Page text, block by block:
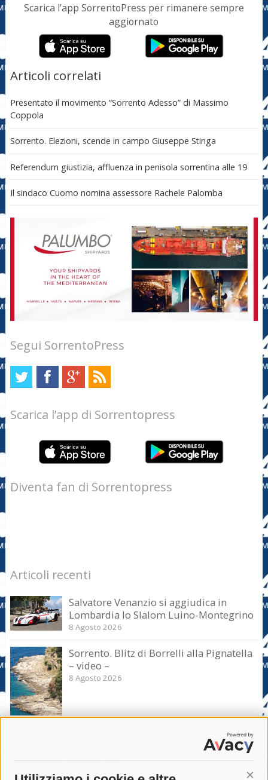
Scarica l’app SorrentoPress per rimanere sempre
aggiornato
Articoli correlati
Presentato il movimento “Sorrento Adesso” di Massimo
Coppola
Sorrento. Elezioni, scende in campo Giuseppe Stinga
Referendum giustizia, affluenza in penisola sorrentina alle 19
Il sindaco Cuomo nomina assessore Rachele Palomba
Segui SorrentoPress
Scarica l’app di Sorrentopress
Diventa fan di Sorrentopress
Articoli recenti
Salvatore Venanzio si aggiudica in
Lombardia lo Slalom Luino-Montegrino
8 Agosto 2026
Sorrento. Blitz di Borrelli alla Pignatella
– video –
8 Agosto 2026
Sorrento. Le denunce: Bivacchi e rifiuti
8 Agosto 2026